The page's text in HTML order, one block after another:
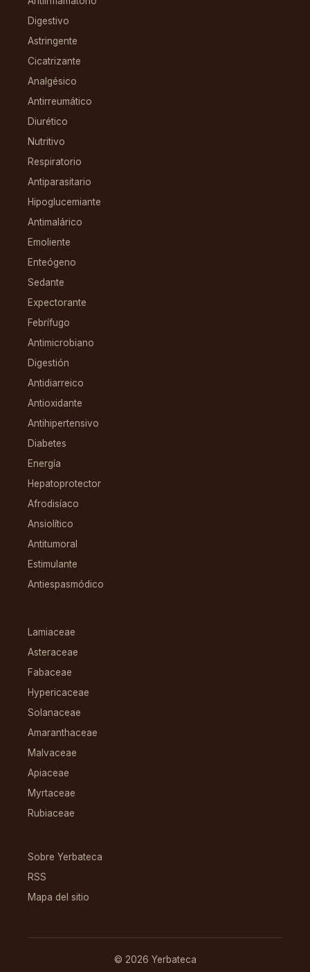
Digestivo
Astringente
Cicatrizante
Analgésico
Antirreumático
Diurético
Nutritivo
Respiratorio
Antiparasitario
Hipoglucemiante
Antimalárico
Emoliente
Enteógeno
Sedante
Expectorante
Febrífugo
Antimicrobiano
Digestión
Antidiarreico
Antioxidante
Antihipertensivo
Diabetes
Energía
Hepatoprotector
Afrodisíaco
Ansiolítico
Antitumoral
Estimulante
Antiespasmódico
Lamiaceae
Asteraceae
Fabaceae
Hypericaceae
Solanaceae
Amaranthaceae
Malvaceae
Apiaceae
Myrtaceae
Rubiaceae
Sobre Yerbateca
RSS
Mapa del sitio
© 2026 Yerbateca